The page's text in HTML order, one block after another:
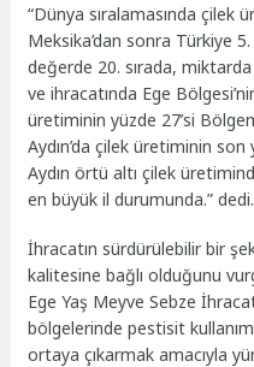
“Dünya sıralamasında çilek
Meksika’dan sonra Türkiye
değerde 20. sırada,
ve ihracatında Ege
üretiminin yüzde 27’si
Aydın’da çilek üretiminin
Aydın örtü altı çilek
en büyük il durumunda.” dedi.
İhracatın sürdürülebilir bir
kalitesine bağlı olduğunu
Ege Yaş Meyve Sebze
bölgelerinde pestisit
ortaya çıkarmak amacıyla